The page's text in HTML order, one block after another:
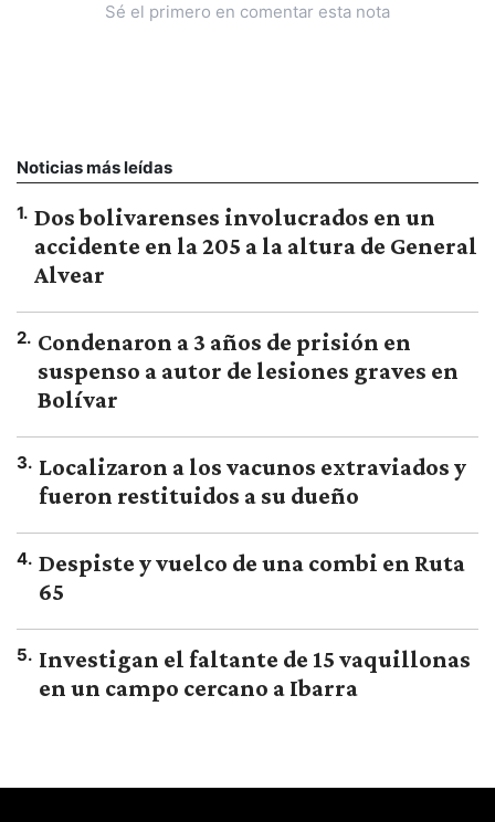
Sé el primero en comentar esta nota
Noticias más leídas
1. Dos bolivarenses involucrados en un
accidente en la 205 a la altura de General
Alvear
2. Condenaron a 3 años de prisión en
suspenso a autor de lesiones graves en
Bolívar
3. Localizaron a los vacunos extraviados y
fueron restituidos a su dueño
4. Despiste y vuelco de una combi en Ruta
65
5. Investigan el faltante de 15 vaquillonas
en un campo cercano a Ibarra